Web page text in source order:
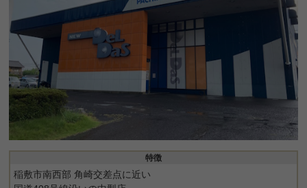
特徴
稲敷市南西部 角崎交差点に近い